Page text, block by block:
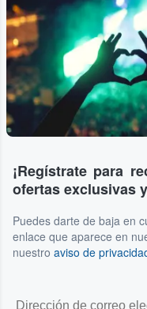
¡Regístrate para
ofertas exclusivas
Puedes darte de baja en
enlace que aparece en
nuestro aviso de